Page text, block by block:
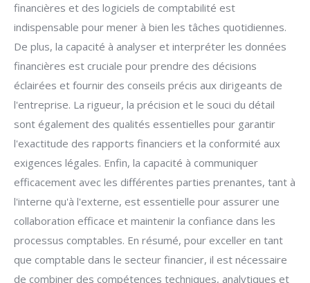
financières et des logiciels de comptabilité est
indispensable pour mener à bien les tâches quotidiennes.
De plus, la capacité à analyser et interpréter les données
financières est cruciale pour prendre des décisions
éclairées et fournir des conseils précis aux dirigeants de
l'entreprise. La rigueur, la précision et le souci du détail
sont également des qualités essentielles pour garantir
l'exactitude des rapports financiers et la conformité aux
exigences légales. Enfin, la capacité à communiquer
efficacement avec les différentes parties prenantes, tant à
l'interne qu'à l'externe, est essentielle pour assurer une
collaboration efficace et maintenir la confiance dans les
processus comptables. En résumé, pour exceller en tant
que comptable dans le secteur financier, il est nécessaire
de combiner des compétences techniques, analytiques et